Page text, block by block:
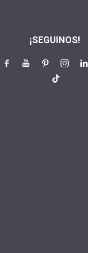
¡SEGUINOS!
    
